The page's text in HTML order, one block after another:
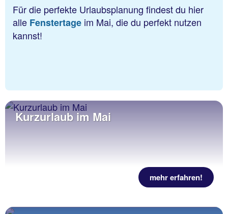
Für die perfekte Urlaubsplanung findest du hier
alle Fenstertage im Mai, die du perfekt nutzen
kannst!
Kurzurlaub im Mai
mehr erfahren!